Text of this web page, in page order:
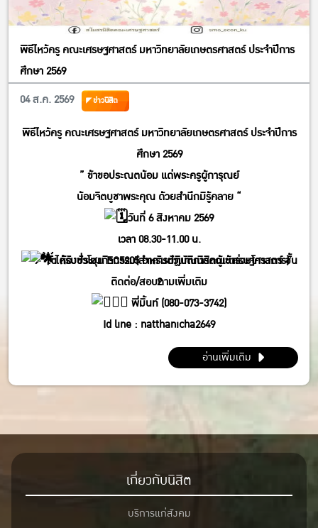
พิธีไหว้ครู คณะเศรษฐศาสตร์ มหาวิทยาลัยเกษตรศาสตร์ ประจำปีการ
ศึกษา 2569
04 ส.ค. 2569
ข่าวนิสิต
พิธีไหว้ครู คณะเศรษฐศาสตร์ มหาวิทยาลัยเกษตรศาสตร์ ประจำปีการ
ศึกษา 2569
” ข้าขอประณตน้อม แด่พระครูผู้การุณย์
น้อมจิตบูชาพระคุณ ด้วยสำนึกมิรู้คลาย “
วันที่ 6 สิงหาคม 2569
เวลา 08.30-11.00 น.
ณ ห้องประชุม EC5205 อาคารปฏิบัติการคณะเศรษฐศาสตร์ ชั้น
2
ได้รับชั่วโมงกิจกรรม(สำหรับตัวแทนนิสิตผู้เข้าร่วมโครงการ)
ติดต่อ/สอบถามเพิ่มเติม
พี่มิ้นท์ (080-073-3742)
Id line : natthanicha2649
IG : @_m.mintt_
พี่โฟร์ (086-339-3381)
Id line : fourbrabra424
อ่านเพิ่มเติม
เกี่ยวกับนิสิต
บริการแก่สังคม